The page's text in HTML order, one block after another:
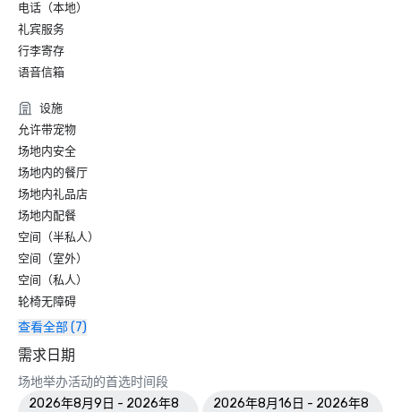
电话（本地）
礼宾服务
行李寄存
语音信箱
设施
允许带宠物
场地内安全
场地内的餐厅
场地内礼品店
场地内配餐
空间（半私人）
空间（室外）
空间（私人）
轮椅无障碍
查看全部 (7)
需求日期
场地举办活动的首选时间段
2026年8月9日 - 2026年8
2026年8月16日 - 2026年8